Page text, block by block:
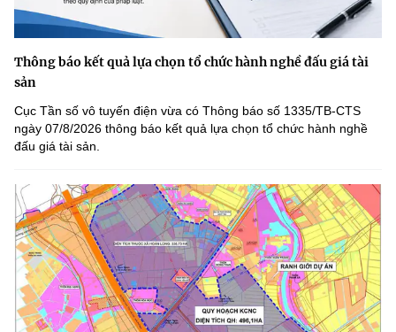
Thông báo kết quả lựa chọn tổ chức hành nghề đấu giá tài
sản
Cục Tần số vô tuyến điện vừa có Thông báo số 1335/TB-CTS
ngày 07/8/2026 thông báo kết quả lựa chọn tổ chức hành nghề
đấu giá tài sản.